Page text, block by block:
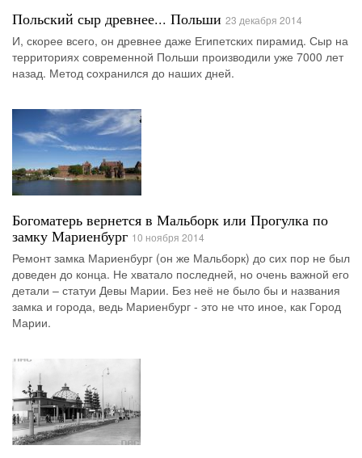
Польский сыр древнее... Польши 23 декабря 2014
И, скорее всего, он древнее даже Египетских пирамид. Сыр на
территориях современной Польши производили уже 7000 лет
назад. Метод сохранился до наших дней.
Богоматерь вернется в Мальборк или Прогулка по
замку Мариенбург 10 ноября 2014
Ремонт замка Мариенбург (он же Мальборк) до сих пор не был
доведен до конца. Не хватало последней, но очень важной его
детали – статуи Девы Марии. Без неё не было бы и названия
замка и города, ведь Мариенбург - это не что иное, как Город
Марии.